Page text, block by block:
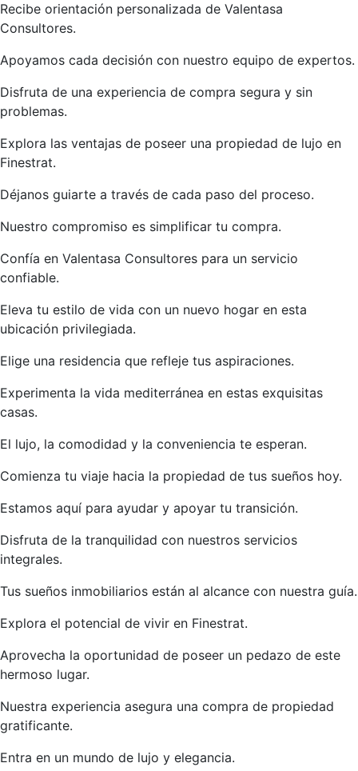
Recibe orientación personalizada de Valentasa
Consultores.
Apoyamos cada decisión con nuestro equipo de expertos.
Disfruta de una experiencia de compra segura y sin
problemas.
Explora las ventajas de poseer una propiedad de lujo en
Finestrat.
Déjanos guiarte a través de cada paso del proceso.
Nuestro compromiso es simplificar tu compra.
Confía en Valentasa Consultores para un servicio
confiable.
Eleva tu estilo de vida con un nuevo hogar en esta
ubicación privilegiada.
Elige una residencia que refleje tus aspiraciones.
Experimenta la vida mediterránea en estas exquisitas
casas.
El lujo, la comodidad y la conveniencia te esperan.
Comienza tu viaje hacia la propiedad de tus sueños hoy.
Estamos aquí para ayudar y apoyar tu transición.
Disfruta de la tranquilidad con nuestros servicios
integrales.
Tus sueños inmobiliarios están al alcance con nuestra guía.
Explora el potencial de vivir en Finestrat.
Aprovecha la oportunidad de poseer un pedazo de este
hermoso lugar.
Nuestra experiencia asegura una compra de propiedad
gratificante.
Entra en un mundo de lujo y elegancia.